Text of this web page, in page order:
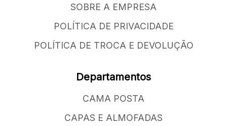
SOBRE A EMPRESA
POLÍTICA DE PRIVACIDADE
POLÍTICA DE TROCA E DEVOLUÇÃO
Departamentos
CAMA POSTA
CAPAS E ALMOFADAS